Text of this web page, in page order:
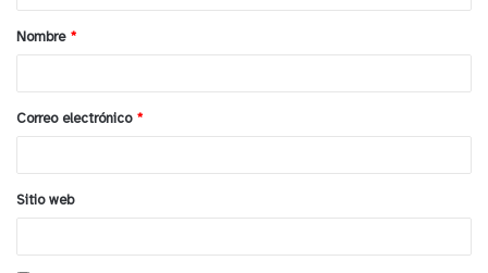
a
r
*
Nombre *
Correo electrónico *
Sitio web